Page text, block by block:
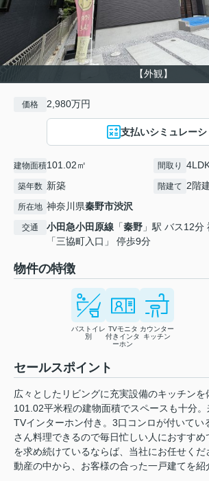
【外観】
価格 2,980万円
支払いシミュレーシ
建物面積101.02㎡ 間取り
築年数 新築 階建て 2階
所在地 神奈川県秦野市渋沢
交通 小田急小田原線 「秦野 」駅 バス12分
「三協町入口」 停歩9分
物件の特徴
バストイレ
別
TVモニタ
付きインタ
ーホン
カウンター
キッチン
セールスポイント
広々としたリビングに充実設備のキッチンを
101.02平米程の建物面積でスペースも十分
TVインターホン付き。3口コンロが付いてい
さん料理できるので毎日忙しい人におすすめ
を求め続けているならば、当社にお任せくだ
動産の中から、お客様の合った一戸建てを紹